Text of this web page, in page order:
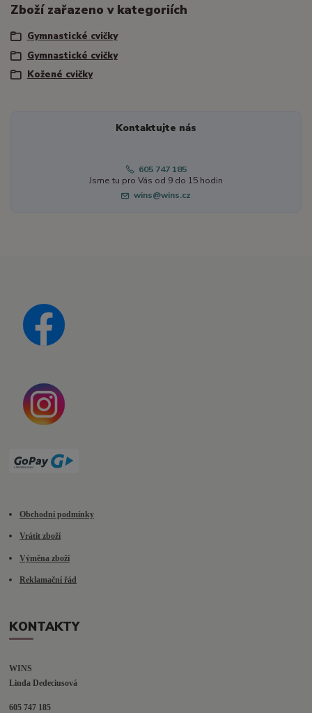
Zboží zařazeno v kategoriích
Gymnastické cvičky
Gymnastické cvičky
Kožené cvičky
Kontaktujte nás
605 747 185
Jsme tu pro Vás od 9 do 15 hodin
wins@wins.cz
Obchodní podmínky
Vrátit zboží
Výměna zboží
Reklamační řád
KONTAKTY
WINS
Linda Dedeciusová
605 747 185